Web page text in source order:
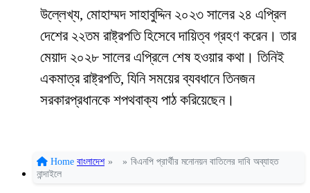
উল্লেখ্য, মোহাম্মদ সাহাবুদ্দিন ২০২৩ সালের ২৪ এপ্রিল
দেশের ২২তম রাষ্ট্রপতি হিসেবে দায়িত্ব গ্রহণ করেন। তার
মেয়াদ ২০২৮ সালের এপ্রিলে শেষ হওয়ার কথা। তিনিই
একমাত্র রাষ্ট্রপতি, যিনি সময়ের ব্যবধানে তিনজন
সরকারপ্রধানকে শপথবাক্য পাঠ করিয়েছেন।
Home বাংলাদেশ » » বিএনপি প্রার্থীর মনোনয়ন বাতিলের দাবি অব্যাহত
নান্দাইলে